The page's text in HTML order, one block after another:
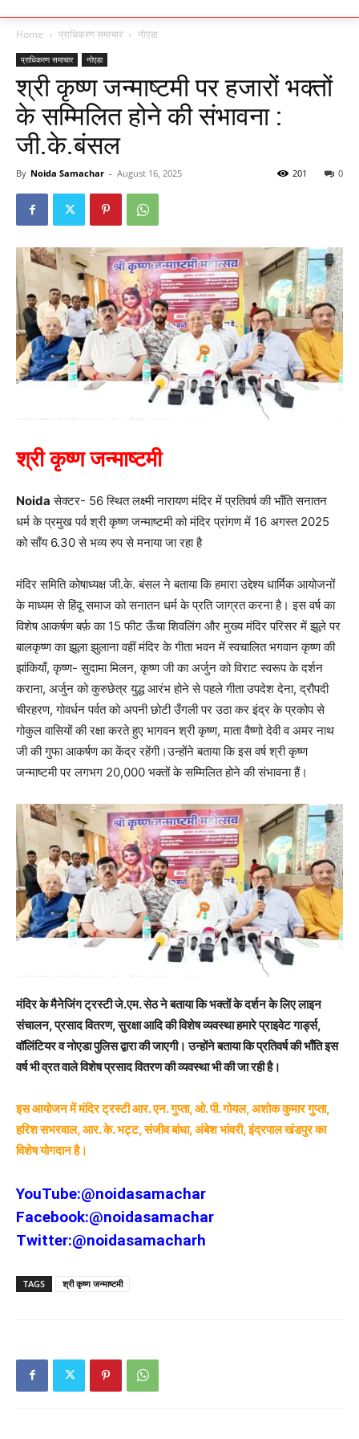
Home प्राधिकरण समाचार नोएडा
प्राधिकरण समाचार नोएडा
श्री कृष्ण जन्माष्टमी पर हजारों भक्तों
के सम्मिलित होने की संभावना :
जी.के.बंसल
By Noida Samachar - August 16, 2025 0
201
श्री कृष्ण जन्माष्टमी
Noida सेक्टर- 56 स्थित लक्ष्मी नारायण मंदिर में प्रतिवर्ष की भाँति सनातन
धर्म के प्रमुख पर्व श्री कृष्ण जन्माष्टमी को मंदिर प्रांगण में 16 अगस्त 2025
को साँय 6.30 से भव्य रुप से मनाया जा रहा है
मंदिर समिति कोषाध्यक्ष जी.के. बंसल ने बताया कि हमारा उद्देश्य धार्मिक आयोजनों
के माध्यम से हिंदू समाज को सनातन धर्म के प्रति जाग्रत करना है। इस वर्ष का
विशेष आकर्षण बर्फ़ का 15 फीट ऊँचा शिवलिंग और मुख्य मंदिर परिसर में झूले पर
बालकृष्ण का झूला झुलाना वहीं मंदिर के गीता भवन में स्वचालित भगवान कृष्ण की
झांकियाँ, कृष्ण- सुदामा मिलन, कृष्ण जी का अर्जुन को विराट स्वरूप के दर्शन
कराना, अर्जुन को कुरुछेत्र युद्ध आरंभ होने से पहले गीता उपदेश देना, द्रौपदी
चीरहरण, गोवर्धन पर्वत को अपनी छोटी उँगली पर उठा कर इंद्र के प्रकोप से
गोकुल वासियों की रक्षा करते हुए भागवन श्री कृष्ण, माता वैष्णो देवी व अमर नाथ
जी की गुफा आकर्षण का केंद्र रहेंगी।उन्होंने बताया कि इस वर्ष श्री कृष्ण
जन्माष्टमी पर लगभग 20,000 भक्तों के सम्मिलित होने की संभावना हैं।
मंदिर के मैनेजिंग ट्रस्टी जे.एम. सेठ ने बताया कि भक्तों के दर्शन के लिए लाइन
संचालन, प्रसाद वितरण, सुरक्षा आदि की विशेष व्यवस्था हमारे प्राइवेट गार्ड्स,
वॉलिंटियर व नोएडा पुलिस द्वारा की जाएगी। उन्होंने बताया कि प्रतिवर्ष की भाँति इस
वर्ष भी व्रत वाले विशेष प्रसाद वितरण की व्यवस्था भी की जा रही है।
इस आयोजन में मंदिर ट्रस्टी आर. एन. गुप्ता, ओ. पी. गोयल, अशोक कुमार गुप्ता,
हरिश सभरवाल, आर. के. भट्ट, संजीव बांधा, अंबेश भांवरी, इंद्रपाल खंडपुर का
विशेष योगदान है।
YouTube:@noidasamachar
Facebook:@noidasamachar
Twitter:@noidasamacharh
TAGS श्री कृष्ण जन्माष्टमी